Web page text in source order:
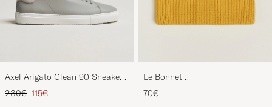
Axel Arigato Clean 90 Sneaker
Light Grey
Regulärer Preis
230€ Reduzierter Preis
115€
Le Bonnet
Lambswool/Caregora Beanie
Mustard
70€